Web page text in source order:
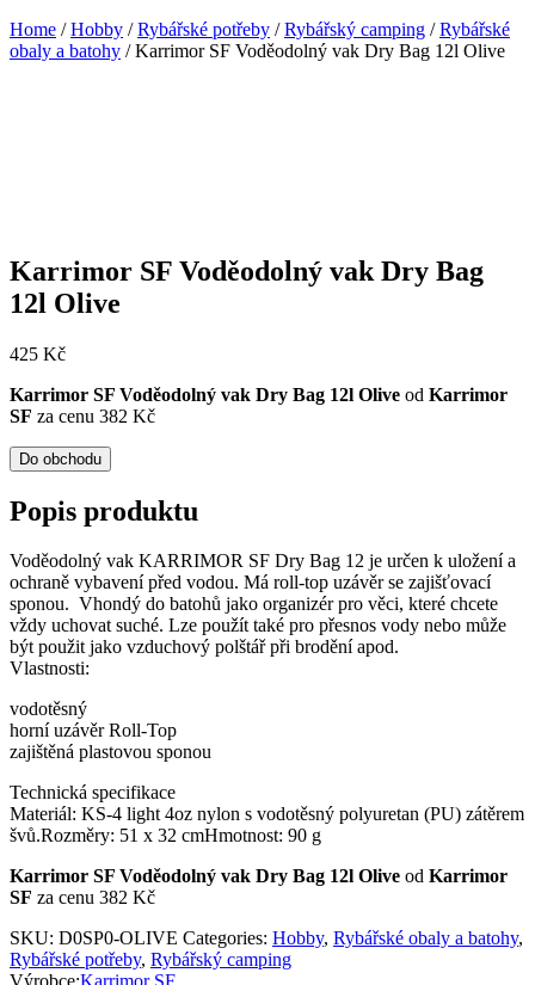
Home /Hobby /Rybářské potřeby /Rybářský camping /Rybářské
obaly a batohy / Karrimor SF Voděodolný vak Dry Bag 12l Olive
Karrimor SF Voděodolný vak Dry Bag
12l Olive
425 Kč
Karrimor SF Voděodolný vak Dry Bag 12l Olive od Karrimor
SF za cenu 382 Kč
Do obchodu
Popis produktu
Voděodolný vak KARRIMOR SF Dry Bag 12 je určen k uložení a
ochraně vybavení před vodou. Má roll-top uzávěr se zajišťovací
sponou. Vhondý do batohů jako organizér pro věci, které chcete
vždy uchovat suché. Lze použít také pro přesnos vody nebo může
být použit jako vzduchový polštář při brodění apod.
Vlastnosti:
vodotěsný
horní uzávěr Roll-Top
zajištěná plastovou sponou
Technická specifikace
Materiál: KS-4 light 4oz nylon s vodotěsný polyuretan (PU) zátěrem
švů.Rozměry: 51 x 32 cmHmotnost: 90 g
Karrimor SF Voděodolný vak Dry Bag 12l Olive od Karrimor
SF za cenu 382 Kč
SKU: D0SP0-OLIVE Categories: Hobby, Rybářské obaly a batohy,
Rybářské potřeby, Rybářský camping